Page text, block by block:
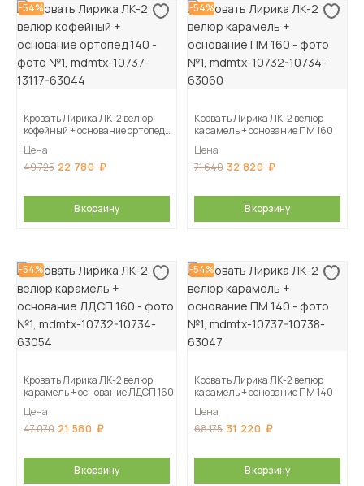
-54%
Кровать Лирика ЛК-2 велюр
кофейный + основание ортопед
Цена
49 725 22 780
В корзину
-54%
Кровать Лирика ЛК-2 велюр
карамель + основание ПМ 160
Цена
71 640 32 820
В корзину
-54%
Кровать Лирика ЛК-2 велюр
карамель + основание ЛДСП 160
Цена
47 070 21 580
В корзину
-54%
Кровать Лирика ЛК-2 велюр
карамель + основание ПМ 140
Цена
68 175 31 220
В корзину